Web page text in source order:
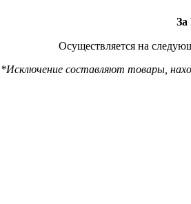
За
Осуществляется на
*Исключение составляют товары,